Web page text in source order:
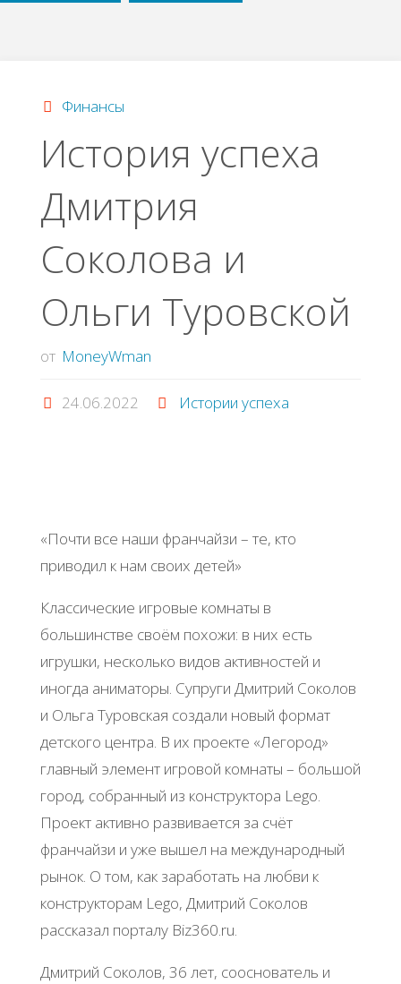
Финансы
История успеха
Дмитрия
Соколова и
Ольги Туровской
от MoneyWman
24.06.2022 Истории успеха
«Почти все наши франчайзи – те, кто
приводил к нам своих детей»
Классические игровые комнаты в
большинстве своём похожи: в них есть
игрушки, несколько видов активностей и
иногда аниматоры. Супруги Дмитрий Соколов
и Ольга Туровская создали новый формат
детского центра. В их проекте «Легород»
главный элемент игровой комнаты – большой
город, собранный из конструктора Lego.
Проект активно развивается за счёт
франчайзи и уже вышел на международный
рынок. О том, как заработать на любви к
конструкторам Lego, Дмитрий Соколов
рассказал порталу Biz360.ru.
Дмитрий Соколов, 36 лет, сооснователь и